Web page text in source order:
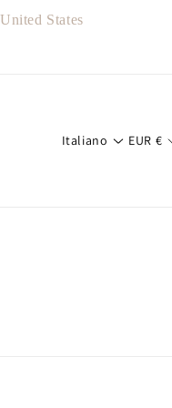
States
Italiano EUR €